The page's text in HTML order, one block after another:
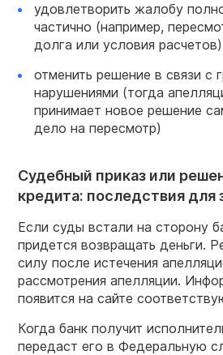
удовлетворить жалобу
частично (например,
долга или условия расчетов)
отменить решение в связи с
нарушениями (тогда
принимает новое решение
дело на пересмотр)
Судебный приказ или
кредита: последствия для
Если суды встали на сторону
придется возвращать деньги.
силу после истечения
рассмотрения апелляции.
появится на сайте
Когда банк получит
передаст его в Федеральную